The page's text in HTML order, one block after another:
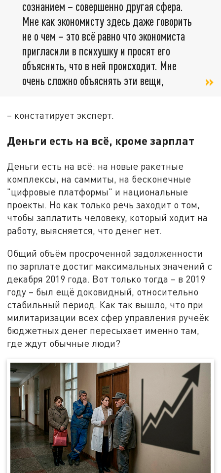
сознанием – совершенно другая сфера.
Мне как экономисту здесь даже говорить
не о чем – это всё равно что экономиста
пригласили в психушку и просят его
объяснить, что в ней происходит. Мне
очень сложно объяснять эти вещи,
– констатирует эксперт.
Деньги есть на всё, кроме зарплат
Деньги есть на всё: на новые ракетные
комплексы, на саммиты, на бесконечные
"цифровые платформы" и национальные
проекты. Но как только речь заходит о том,
чтобы заплатить человеку, который ходит на
работу, выясняется, что денег нет.
Общий объём просроченной задолженности
по зарплате достиг максимальных значений с
декабря 2019 года. Вот только тогда – в 2019
году – был ещё доковидный, относительно
стабильный период. Как так вышло, что при
милитаризации всех сфер управления ручеёк
бюджетных денег пересыхает именно там,
где ждут обычные люди?